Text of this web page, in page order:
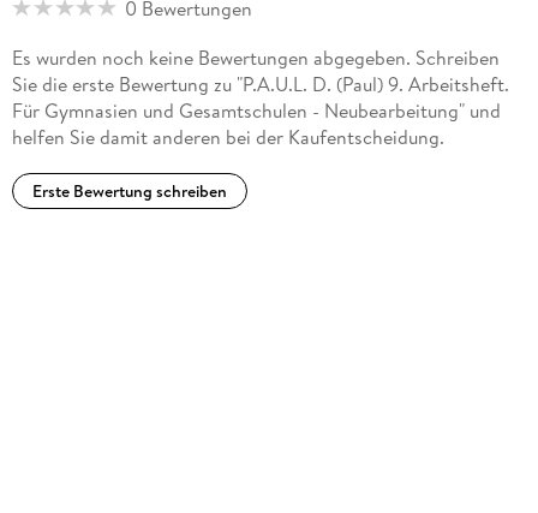
0 Bewertungen
Es wurden noch keine Bewertungen abgegeben. Schreiben
Sie die erste Bewertung zu "P.A.U.L. D. (Paul) 9. Arbeitsheft.
Für Gymnasien und Gesamtschulen - Neubearbeitung" und
helfen Sie damit anderen bei der Kaufentscheidung.
Erste Bewertung schreiben